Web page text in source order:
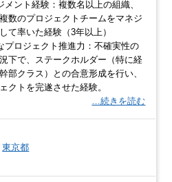
メント経験：複数名以上の組織、
数のプロジェクトチームをマネジ
て率いた経験（3年以上）
プロジェクト推進力：不確実性の
下で、ステークホルダー（特に経
部クラス）との合意形成を行い、
クトを完遂させた経験。
…続きを読む
東京都